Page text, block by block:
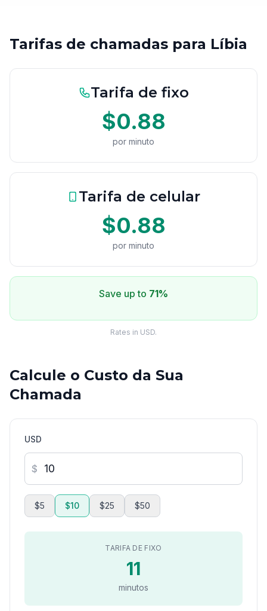
Tarifas de chamadas para Líbia
Tarifa de fixo
$0.88
por minuto
Tarifa de celular
$0.88
por minuto
Save up to 71%
Rates in USD.
Calcule o Custo da Sua
Chamada
USD
$
$5 $10 $25 $50
TARIFA DE FIXO
11
minutos